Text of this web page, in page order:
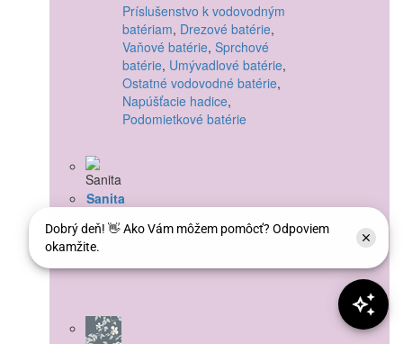
Príslušenstvo k vodovodným
batériam, Drezové batérie,
Vaňové batérie, Sprchové
batérie, Umývadlové batérie,
Ostatné vodovodné batérie,
Napúšťacie hadice,
Podomietkové batérie
Sanita
Vane,Toalety,Umývadlá, Sifóny